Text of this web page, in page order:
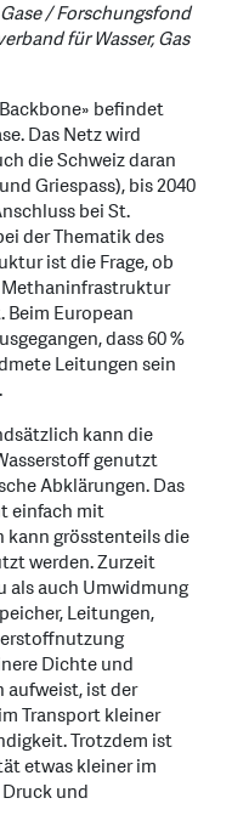
/ Forschungsfond
für Wasser, Gas
befindet
Das Netz wird
die Schweiz daran
Griespass), bis 2040
bei St.
der Thematik des
ist die Frage, ob
Beim European
dass 60 %
Leitungen sein
kann die
genutzt
Abklärungen. Das
einfach mit
kann grösstenteils die
werden. Zurzeit
als auch Umwidmung
Leitungen,
Dichte und
aufweist, ist der
Transport kleiner
Trotzdem ist
etwas kleiner im
und